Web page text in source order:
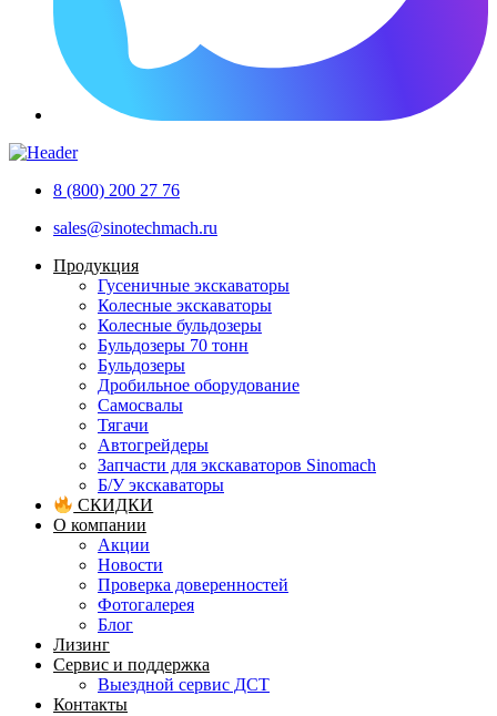
8 (800) 200 27 76
sales@sinotechmach.ru
Продукция
Гусеничные экскаваторы
Колесные экскаваторы
Колесные бульдозеры
Бульдозеры 70 тонн
Бульдозеры
Дробильное оборудование
Самосвалы
Тягачи
Автогрейдеры
Запчасти для экскаваторов Sinomach
Б/У экскаваторы
СКИДКИ
О компании
Акции
Новости
Проверка доверенностей
Фотогалерея
Блог
Лизинг
Сервис и поддержка
Выездной сервис ДСТ
Контакты